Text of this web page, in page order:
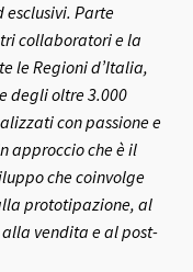
Parte
collaboratori e la
le Regioni d’Italia,
degli oltre 3.000
con passione e
approccio che è il
che coinvolge
prototipazione, al
vendita e al post-